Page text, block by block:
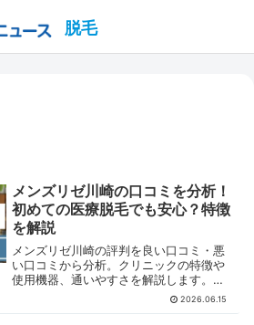
脱毛
メンズリゼ川崎の口コミを分析！
初めての医療脱毛でも安心？特徴
を解説
メンズリゼ川崎の評判を良い口コミ・悪
い口コミから分析。クリニックの特徴や
使用機器、通いやすさを解説します。医
療脱毛を初めて検討する方にもわかりや
2026.06.15